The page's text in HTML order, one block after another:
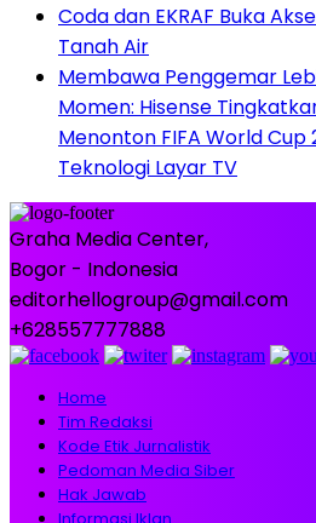
Coda dan EKRAF Buka
Tanah Air
Membawa Penggemar
Momen: Hisense
Menonton FIFA World
Teknologi Layar TV
Graha Media Center,
Bogor - Indonesia
editorhellogroup@gmail.com
+628557777888
Home
Tim Redaksi
Kode Etik Jurnalistik
Pedoman Media Siber
Hak Jawab